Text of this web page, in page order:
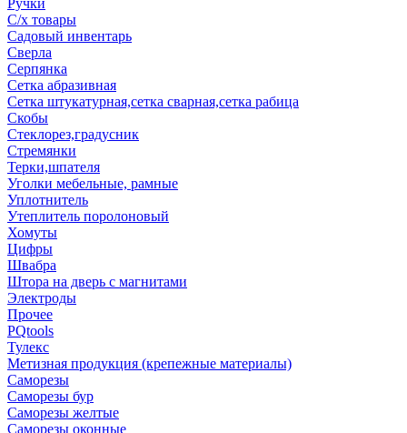
Ручки
С/х товары
Садовый инвентарь
Сверла
Серпянка
Сетка абразивная
Сетка штукатурная,сетка сварная,сетка рабица
Скобы
Стеклорез,градусник
Стремянки
Терки,шпателя
Уголки мебельные, рамные
Уплотнитель
Утеплитель поролоновый
Хомуты
Цифры
Швабра
Штора на дверь с магнитами
Электроды
Прочее
PQtools
Тулекс
Метизная продукция (крепежные материалы)
Саморезы
Саморезы бур
Саморезы желтые
Саморезы оконные